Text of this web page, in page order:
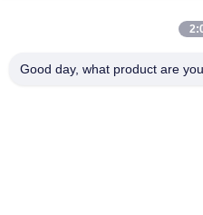
Industrial Park Suzhou,
Good day, what product are